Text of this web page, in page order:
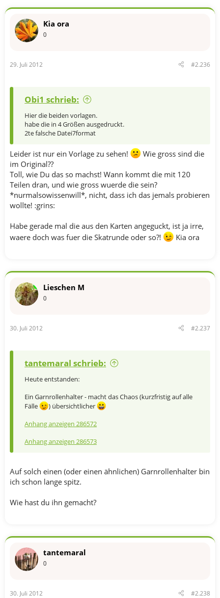
Kia ora
0
29. Juli 2012 #2.236
Obi1 schrieb:
Hier die beiden vorlagen.
habe die in 4 Größen ausgedruckt.
2te falsche Datei7format
Leider ist nur ein Vorlage zu sehen!
Wie gross sind die
im Original??
Toll, wie Du das so machst! Wann kommt die mit 120
Teilen dran, und wie gross wuerde die sein?
*nurmalsowissenwill*, nicht, dass ich das jemals probieren
wollte! :grins:
Habe gerade mal die aus den Karten angeguckt, ist ja irre,
waere doch was fuer die Skatrunde oder so?!
Kia ora
Lieschen M
0
30. Juli 2012 #2.237
tantemaral schrieb:
Heute entstanden:
Ein Garnrollenhalter - macht das Chaos (kurzfristig auf alle
Fälle
) übersichtlicher
Anhang anzeigen 286572
Anhang anzeigen 286573
Auf solch einen (oder einen ähnlichen) Garnrollenhalter bin
ich schon lange spitz.
Wie hast du ihn gemacht?
tantemaral
0
30. Juli 2012 #2.238